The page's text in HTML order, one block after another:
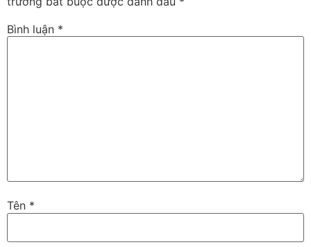
Bình luận *
Tên *